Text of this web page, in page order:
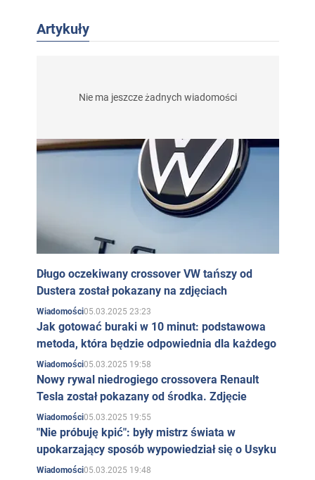
Artykuły
Nie ma jeszcze żadnych wiadomości
Długo oczekiwany crossover VW tańszy od
Dustera został pokazany na zdjęciach
Wiadomości05.03.2025 23:23
Jak gotować buraki w 10 minut: podstawowa
metoda, która będzie odpowiednia dla każdego
Wiadomości05.03.2025 19:58
Nowy rywal niedrogiego crossovera Renault
Tesla został pokazany od środka. Zdjęcie
Wiadomości05.03.2025 19:55
"Nie próbuję kpić": były mistrz świata w
upokarzający sposób wypowiedział się o Usyku
Wiadomości05.03.2025 19:48